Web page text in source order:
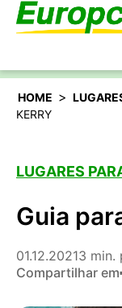
Português
HOME >
KERRY
LUGARES
Guia
01.12.20213 min.
Compartilhar em